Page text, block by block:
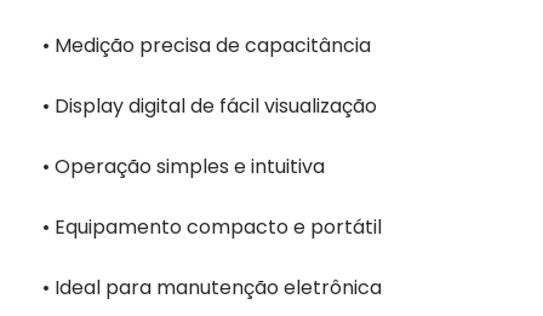
• Medição precisa de capacitância
• Display digital de fácil visualização
• Operação simples e intuitiva
• Equipamento compacto e portátil
• Ideal para manutenção eletrônica